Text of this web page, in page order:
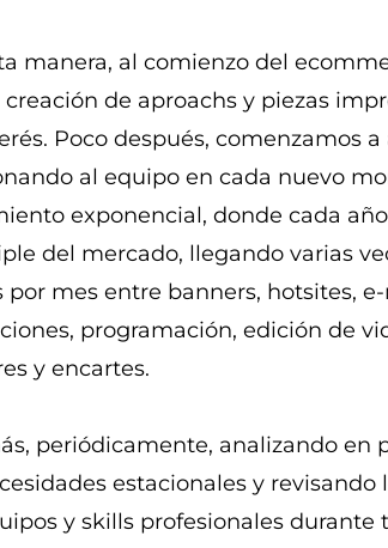
manera, al comienzo del
creación de aproachs y piezas
Poco después, comenzamos
al equipo en cada nuevo
exponencial, donde cada
del mercado, llegando varias
por mes entre banners, hotsites,
programación, edición de
y encartes.
periódicamente, analizando en
estacionales y
y skills profesionales